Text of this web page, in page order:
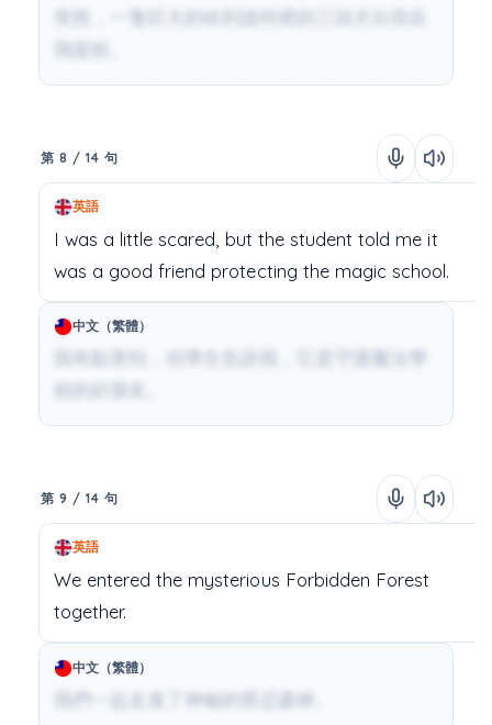
突然，一隻巨大的哈利波特裡的三頭犬出現在
第 8 / 14 句
英語
I was a little scared, but the studenttold me it
was a good friend protecting the magicschool.
中文（繁體）
第 9 / 14 句
英語
We entered the mysterious Forbidden Forest
together.
中文（繁體）
我們一起走進了神秘的禁忌森林。